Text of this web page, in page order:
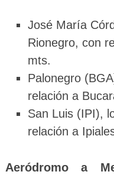
José María
Rionegro, con
mts.
Palonegro
relación a
San Luis (IPI),
relación a
Aeródromo a